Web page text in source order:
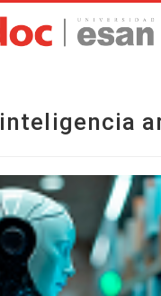
inteligencia